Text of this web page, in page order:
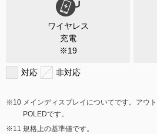
ワイヤレス
充電
※19
対応 非対応
メインディスプレイについてです。アウ
POLEDです。
規格上の基準値です。